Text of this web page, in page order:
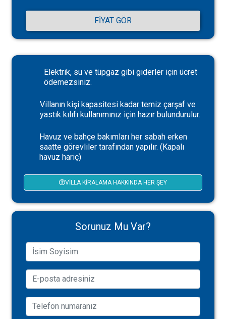
FIYAT GÖR
Elektrik, su ve tüpgaz gibi giderler için ücret
ödemezsiniz.
Villanın kişi kapasitesi kadar temiz çarşaf ve
yastık kılıfı kullanımınız için hazır bulundurulur.
Havuz ve bahçe bakımları her sabah erken
saatte görevliler tarafından yapılır. (Kapalı
havuz hariç)
VILLA KIRALAMA HAKKINDA HER ŞEY
Sorunuz Mu Var?